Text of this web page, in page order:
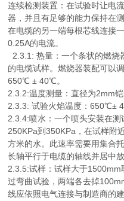
连续检测装置：在试验时让电
器，并且有足够的能力保持在
在电缆的另一端每根芯线连接
0.25A的电流。
2.3.1: 热量：一个条状的燃
的电缆试样。燃烧器装配可以
650℃ ± 40℃。
2.3.2:温度测量：直径为2mm
2.3.3: 试验火焰温度：650℃±
2.3.4:喷水：一个喷头安装在
250KPa到350KPa，在试样附
方米的水。此速率需要用集合
长轴平行于电缆的轴线并居中
2.3.5:试样：试样大于
过弯曲试验，两端各去掉
线应依照电气连接与制造商的